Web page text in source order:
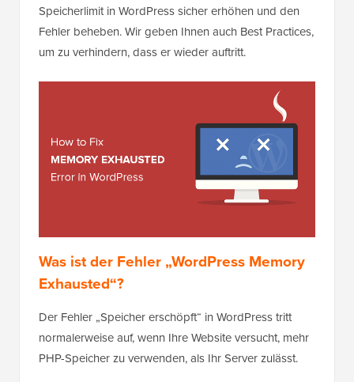
Speicherlimit in WordPress sicher erhöhen und den
Fehler beheben. Wir geben Ihnen auch Best Practices,
um zu verhindern, dass er wieder auftritt.
Was ist der Fehler „WordPress Memory
Exhausted“?
Der Fehler „Speicher erschöpft“ in WordPress tritt
normalerweise auf, wenn Ihre Website versucht, mehr
PHP-Speicher zu verwenden, als Ihr Server zulässt.